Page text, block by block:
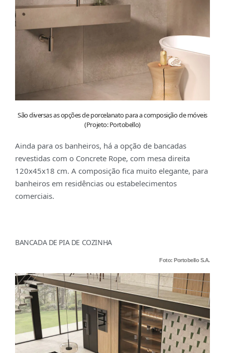
São diversas as opções de porcelanato para a composição de móveis
(Projeto: Portobello)
Ainda para os banheiros, há a opção de bancadas
revestidas com o Concrete Rope, com mesa direita
120x45x18 cm. A composição fica muito elegante, para
banheiros em residências ou estabelecimentos
comerciais.
BANCADA DE PIA DE COZINHA
Foto: Portobello S.A.